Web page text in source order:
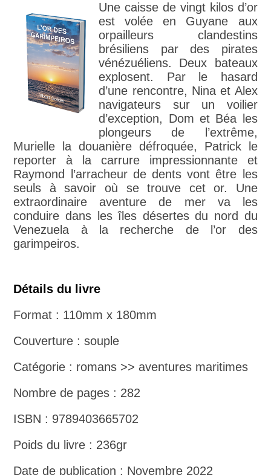
Une caisse de vingt kilos d’or
est volée en Guyane aux
orpailleurs clandestins
brésiliens par des pirates
vénézuéliens. Deux bateaux
explosent. Par le hasard
d’une rencontre, Nina et Alex
navigateurs sur un voilier
d’exception, Dom et Béa les
plongeurs de l’extrême,
Murielle la douanière défroquée, Patrick le
reporter à la carrure impressionnante et
Raymond l’arracheur de dents vont être les
seuls à savoir où se trouve cet or. Une
extraordinaire aventure de mer va les
conduire dans les îles désertes du nord du
Venezuela à la recherche de l’or des
garimpeiros.
Détails du livre
Format : 110mm x 180mm
Couverture : souple
Catégorie : romans >> aventures maritimes
Nombre de pages : 282
ISBN : 9789403665702
Poids du livre : 236gr
Date de publication : Novembre 2022